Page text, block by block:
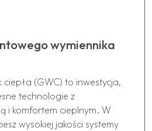
wymiennika
(GWC) to inwestycja,
technologie z
i komfortem cieplnym. W
wysokiej jakości systemy